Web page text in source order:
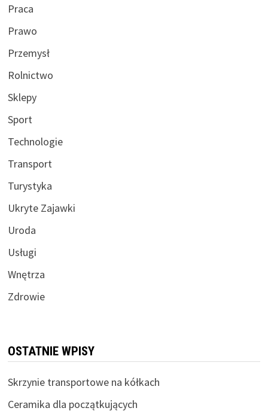
Praca
Prawo
Przemysł
Rolnictwo
Sklepy
Sport
Technologie
Transport
Turystyka
Ukryte Zajawki
Uroda
Usługi
Wnętrza
Zdrowie
OSTATNIE WPISY
Skrzynie transportowe na kółkach
Ceramika dla początkujących